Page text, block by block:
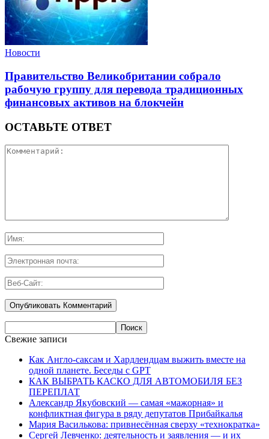
Новости
Правительство Великобритании собрало
рабочую группу для перевода традиционных
финансовых активов на блокчейн
ОСТАВЬТЕ ОТВЕТ
Свежие записи
Как Англо-саксам и Хардлендцам выжить вместе на
одной планете. Беседы с GPT
КАК ВЫБРАТЬ КАСКО ДЛЯ АВТОМОБИЛЯ БЕЗ
ПЕРЕПЛАТ
Александр Якубовский — самая «мажорная» и
конфликтная фигура в ряду депутатов Прибайкалья
Мария Василькова: привнесённая сверху «технократка»
Сергей Левченко: деятельность и заявления — и их